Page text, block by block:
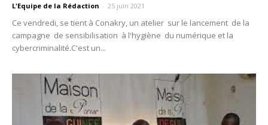
L'Equipe de la Rédaction - 25 juin 2021
Ce vendredi, se tient à Conakry, un atelier sur le lancement de la
campagne de sensibilisation à l'hygiène du numérique et la
cybercriminalité.C'est un...